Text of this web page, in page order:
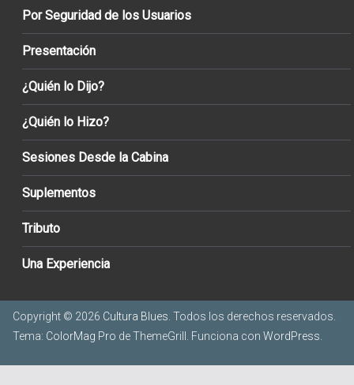
Por Seguridad de los Usuarios
Presentación
¿Quién lo Dijo?
¿Quién lo Hizo?
Sesiones Desde la Cabina
Suplementos
Tributo
Una Experiencia
Copyright © 2026 Cultura Blues. Todos los derechos reservados.
Tema: ColorMag Pro de ThemeGrill. Funciona con WordPress.